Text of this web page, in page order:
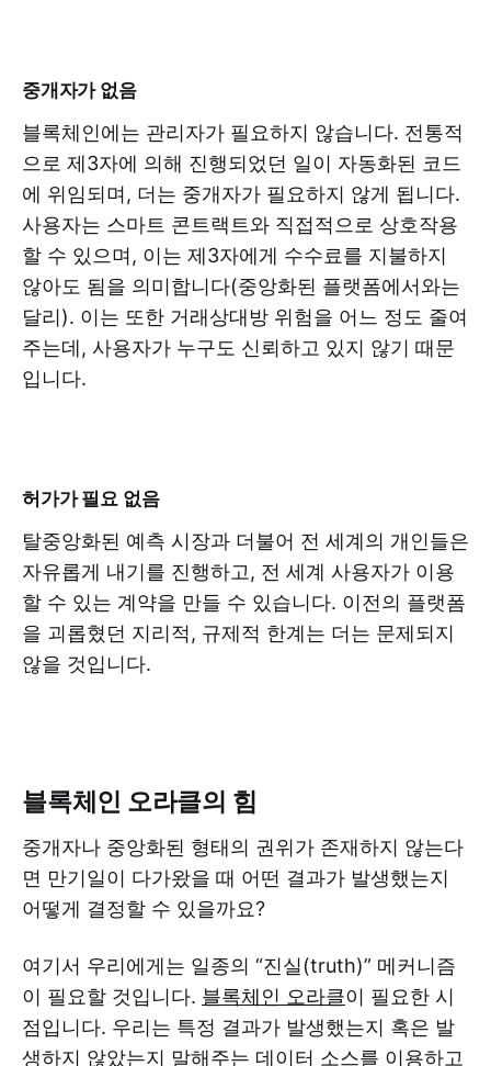
중개자가 없음
블록체인에는 관리자가 필요하지 않습니다. 전통적
으로 제3자에 의해 진행되었던 일이 자동화된 코드
에 위임되며, 더는 중개자가 필요하지 않게 됩니다.
사용자는 스마트 콘트랙트와 직접적으로 상호작용
할 수 있으며, 이는 제3자에게 수수료를 지불하지
않아도 됨을 의미합니다(중앙화된 플랫폼에서와는
달리). 이는 또한 거래상대방 위험을 어느 정도 줄여
주는데, 사용자가 누구도 신뢰하고 있지 않기 때문
입니다.
허가가 필요 없음
탈중앙화된 예측 시장과 더불어 전 세계의 개인들은
자유롭게 내기를 진행하고, 전 세계 사용자가 이용
할 수 있는 계약을 만들 수 있습니다. 이전의 플랫폼
을 괴롭혔던 지리적, 규제적 한계는 더는 문제되지
않을 것입니다.
블록체인 오라클의 힘
중개자나 중앙화된 형태의 권위가 존재하지 않는다
면 만기일이 다가왔을 때 어떤 결과가 발생했는지
어떻게 결정할 수 있을까요?
여기서 우리에게는 일종의 “진실(truth)” 메커니즘
이 필요할 것입니다. 블록체인 오라클이 필요한 시
점입니다. 우리는 특정 결과가 발생했는지 혹은 발
생하지 않았는지 말해주는 데이터 소스를 이용하고